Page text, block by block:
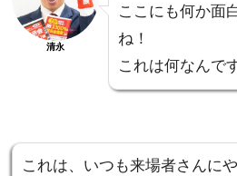
清永
ここにも何か面
ね！
これは何なんで
これは、いつも来場者さんに